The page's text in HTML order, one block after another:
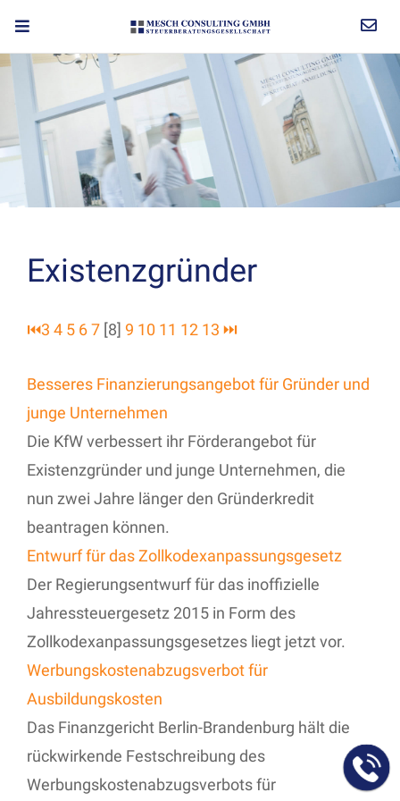
Existenzgründer
⏮3 4 5 67 [8] 9 10 11 12 13 ⏭
Besseres Finanzierungsangebot für Gründer und
junge Unternehmen
Die KfW verbessert ihr Förderangebot für
Existenzgründer und junge Unternehmen, die
nun zwei Jahre länger den Gründerkredit
beantragen können.
Entwurf für das Zollkodexanpassungsgesetz
Der Regierungsentwurf für das inoffizielle
Jahressteuergesetz 2015 in Form des
Zollkodexanpassungsgesetzes liegt jetzt vor.
Werbungskostenabzugsverbot für
Ausbildungskosten
Das Finanzgericht Berlin-Brandenburg hält die
rückwirkende Festschreibung des
Werbungskostenabzugsverbots für